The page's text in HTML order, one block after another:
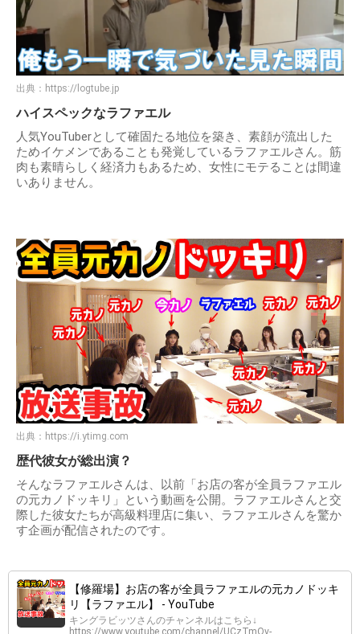
出典： https://logtube.jp
ハイスペックなラファエル
人気YouTuberとして確固たる地位を築き、素顔が流出した
ためイケメンであることも発覚しているラファエルさん。筋
肉も素晴らしく経済力もあるため、女性にモテることは間違
いありません。
出典： https://i.ytimg.com
歴代彼女が総出演？
そんなラファエルさんは、以前「お店の客が全員ラファエル
の元カノドッキリ」という動画を公開。ラファエルさんと交
際した彼女たちが高級料理店に集い、ラファエルさんを驚か
す企画が配信されたのです。
【修羅場】お店の客が全員ラファエルの元カノドッキ
リ【ラファエル】 - YouTube
キングラビッツさんのチャンネルはこちら↓
https://www.youtube.com/channel/UCzTmOv-